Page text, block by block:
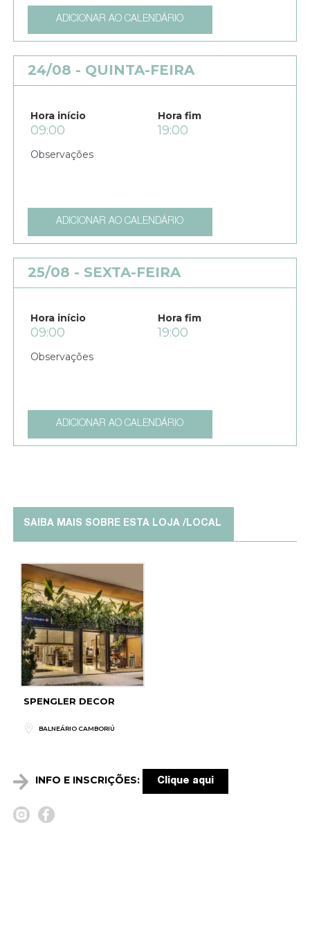
ADICIONAR AO CALENDÁRIO
24/08 - QUINTA-FEIRA
Hora início Hora fim
09:00 19:00
ADICIONAR AO CALENDÁRIO
25/08 - SEXTA-FEIRA
Hora início Hora fim
09:00 19:00
ADICIONAR AO CALENDÁRIO
SAIBA MAIS SOBRE ESTA LOJA /LOCAL
SPENGLER DECOR
BALNEÁRIO CAMBORIÚ
INFO E INSCRIÇÕES: Clique aqui